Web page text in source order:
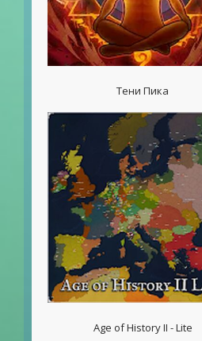
Тени Пика
Age of History II - Lite